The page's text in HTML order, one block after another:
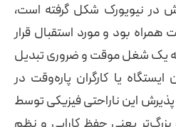
در نیویورک شکل گرفته است،
بود و مورد استقبال قرار
به یک شغل موقت و ضروری تبدیل
یا کارگران پاره‌وقت در
این ناراحتی فیزیکی توسط